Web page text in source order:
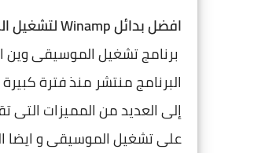
افضل بدائل Winamp لتشغيل الموسيقى و الفيديو
البرنامج منتشر منذ فترة
إلى العديد من المميزات